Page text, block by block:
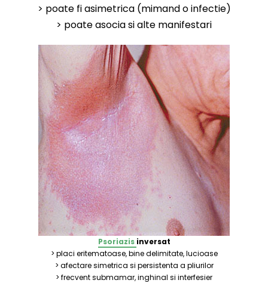
> poate fi asimetrica (mimand o infectie)
> poate asocia si alte manifestari
Psoriazis inversat
> placi eritematoase, bine delimitate, lucioase
> afectare simetrica si persistenta a pliurilor
> frecvent submamar, inghinal si interfesier